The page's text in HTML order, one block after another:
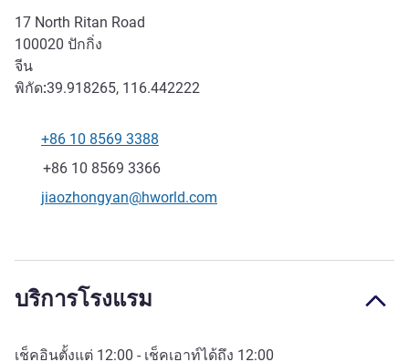
17 North Ritan Road
100020 ปักกิ่ง
จีน
พิกัด:39.918265, 116.442222
โทรศัพท์
+86 10 8569 3388
แฟกซ์
+86 10 8569 3366
อีเมลติดต่อ
jiaozhongyan@hworld.com
บริการโรงแรม
เช็คอินตั้งแต่ 12:00 - เช็คเอาท์ได้ถึง 12:00